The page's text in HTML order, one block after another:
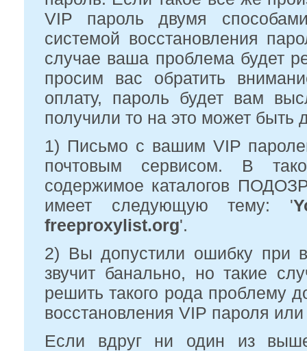
VIP пароль двумя
системой восстановления
случае ваша проблема будет
просим вас обратить
оплату, пароль будет вам
получили то на это может быть
1) Письмо с вашим VIP
почтовым сервисом. В
содержимое каталогов
имеет следующую тему: '
freeproxylist.org'.
2) Вы допустили ошибку при
звучит банально, но такие
решить такого рода проблему
восстановления VIP пароля
Если вдруг ни один из